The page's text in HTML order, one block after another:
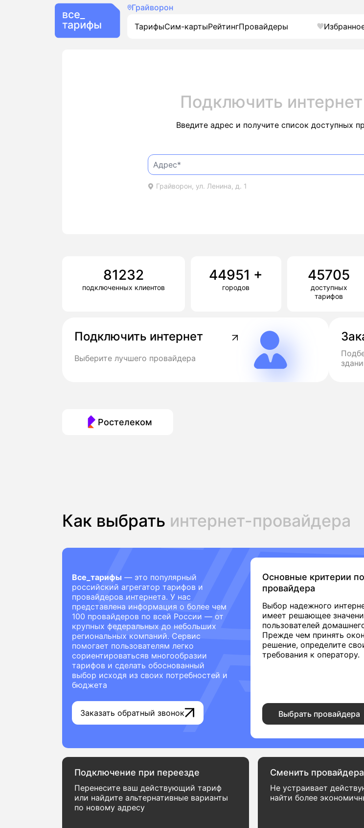
Грайворон
ТарифыСим-картыРейтингПровайдеры
Подключить интернет
Введите адрес и получите список доступных
Грайворон, ул. Ленина, д. 1
81232
подключенных клиентов
44951 +
городов
45705
доступных
тарифов
Подключить интернет
Выберите лучшего провайдера
Ростелеком
Как выбрать интернет-провайдера
Все_тарифы — это популярный
российский агрегатор тарифов и
провайдеров интернета. У нас
представлена информация о более чем
100 провайдеров по всей России — от
крупных федеральных до небольших
региональных компаний. Сервис
помогает пользователям легко
сориентироватьсяв многообразии
тарифов и сделать обоснованный
выбор исходя из своих потребностей и
бюджета
Заказать обратный звонок
Основные критерии
провайдера
Выбор надежного
имеет решающее
пользователей
Прежде чем принять
решение, определите
требования к оператору.
Выбрать провайдера
Подключение при переезде
Перенесите ваш действующий тариф
или найдите альтернативные варианты
по новому адресу
Сменить провайдера
Не устраивает
найти более